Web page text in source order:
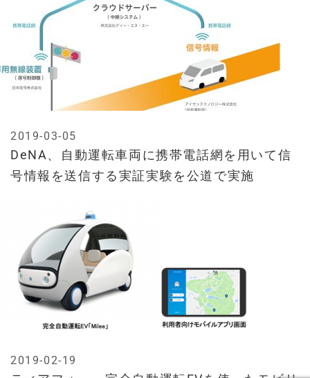
DeNA、自動運転車両に携帯電話網を用いて信
号情報を送信する実証実験を公道で実施
2019-03-05
2019-02-19